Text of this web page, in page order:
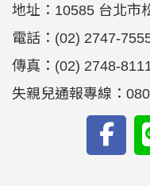
地址： 10585 台北市
電話： (02) 2747-
傳真： (02) 2748-
失親兒通報專線：